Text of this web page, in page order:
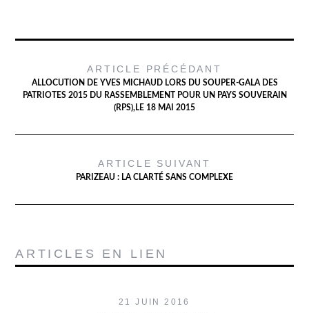
ARTICLE PRÉCÉDANT
ALLOCUTION DE YVES MICHAUD LORS DU SOUPER-GALA DES
PATRIOTES 2015 DU RASSEMBLEMENT POUR UN PAYS SOUVERAIN
(RPS),LE 18 MAI 2015
ARTICLE SUIVANT
PARIZEAU : LA CLARTÉ SANS COMPLEXE
ARTICLES EN LIEN
21 JUIN 2016